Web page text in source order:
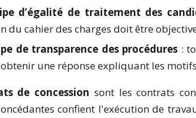
d’égalité de traitement des
du cahier des charges doit être
de transparence des procédures :
une réponse expliquant les
de concession sont les contrats
confient l'exécution de